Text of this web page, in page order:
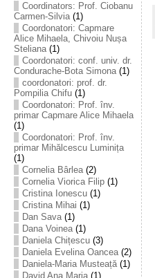
Coordinators: Prof. Ciobanu
Carmen-Silvia(1)
Coordonatori: Capmare
Alice Mihaela, Chivoiu Nușa
Steliana(1)
Coordonatori: conf. univ. dr.
Condurache-Bota Simona(1)
coordonatori: prof. dr.
Pompilia Chifu(1)
Coordonatori: Prof. înv.
primar Capmare Alice Mihaela
(1)
Coordonatori: Prof. înv.
primar Mihălcescu Luminița
(1)
Cornelia Bârlea(2)
Cornelia Viorica Filip(1)
Cristina Ionescu(1)
Cristina Mihai (1)
Dan Sava(1)
Dana Voinea(1)
Daniela Chițescu(3)
Daniela Evelina Oancea(2)
Daniela-Maria Musteață(1)
David Ana Maria(1)